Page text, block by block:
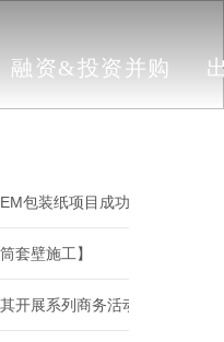
融资&投资并购
包装纸项目成功开机】
套壁施工】
开展系列商务活动】